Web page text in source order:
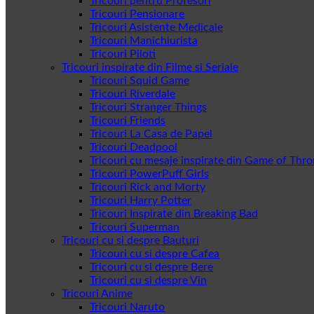
Tricouri Pensionare
Tricouri Asistente Medicale
Tricouri Manichiurista
Tricouri Piloti
Tricouri inspirate din Filme si Seriale
Tricouri Squid Game
Tricouri Riverdale
Tricouri Stranger Things
Tricouri Friends
Tricouri La Casa de Papel
Tricouri Deadpool
Tricouri cu mesaje inspirate din Game of
Tricouri PowerPuff Girls
Tricouri Rick and Morty
Tricouri Harry Potter
Tricouri Inspirate din Breaking Bad
Tricouri Superman
Tricouri cu si despre Bauturi
Tricouri cu si despre Cafea
Tricouri cu si despre Bere
Tricouri cu si despre Vin
Tricouri Anime
Tricouri Naruto